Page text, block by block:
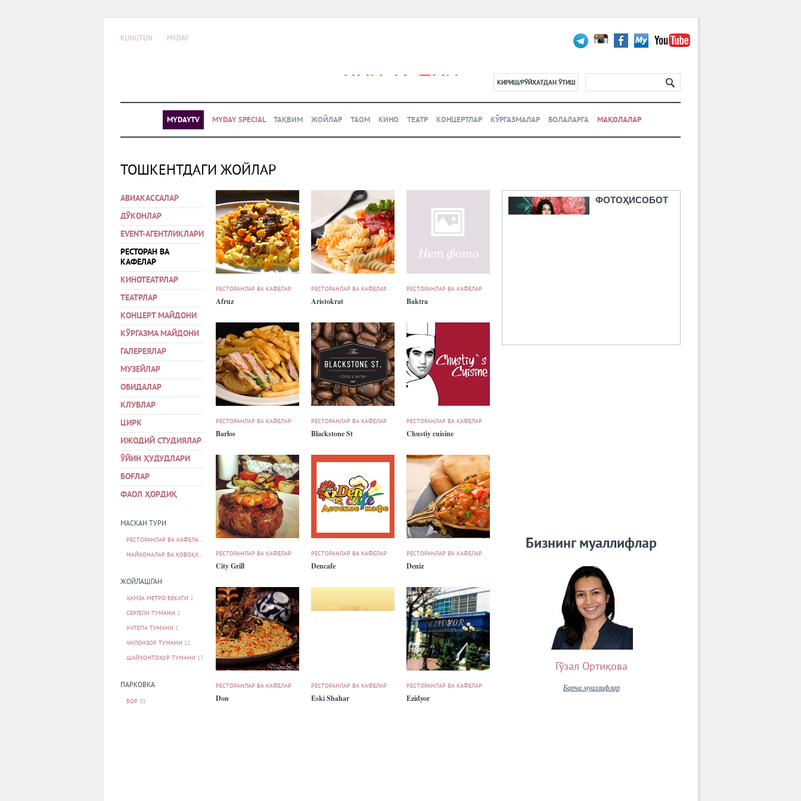
KUNUTUN MYDAY
КИРИШ/РЎЙХАТДАН ЎТИШ
MYDAYTV MYDAY SPECIAL ТАҚВИМ ЖОЙЛАР ТАОМ КИНО ТЕАТР КОНЦЕРТЛАР КЎРГАЗМАЛАР БОЛАЛАРГА МАҚОЛАЛАР
ТОШКЕНТДАГИ ЖОЙЛАР
АВИАКАССАЛАР
ДЎКОНЛАР
EVENT-АГЕНТЛИКЛАРИ
РЕСТОРАН ВА
КАФЕЛАР
КИНОТЕАТРЛАР
ТЕАТРЛАР
КОНЦЕРТ МАЙДОНИ
КЎРГАЗМА МАЙДОНИ
ГАЛЕРЕЯЛАР
МУЗЕЙЛАР
ОБИДАЛАР
КЛУБЛАР
ЦИРК
ИЖОДИЙ СТУДИЯЛАР
ЎЙИН ҲУДУДЛАРИ
БОҒЛАР
ФАОЛ ҲОРДИҚ
МАСКАН ТУРИ
РЕСТОРАНЛАР ВА КАФЕЛАР
МАЙХОНАЛАР ВА ҚОВОҚХОНАЛАР 2
ЖОЙЛАШГАН
ҲАМЗА МЕТРО БЕКАТИ 2
СЕРГЕЛИ ТУМАНИ 2
УЧТЕПА ТУМАНИ 1
ЧИЛОНЗОР ТУМАНИ 12
ШАЙХОНТОҲУР ТУМАНИ 17
ПАРКОВКА
БОР 33
РЕСТОРАНЛАР ВА КАФЕЛАР
Afruz
РЕСТОРАНЛАР ВА КАФЕЛАР
Aristokrat
РЕСТОРАНЛАР ВА КАФЕЛАР
Baktra
РЕСТОРАНЛАР ВА КАФЕЛАР
Barlos
РЕСТОРАНЛАР ВА КАФЕЛАР
Blackstone St
РЕСТОРАНЛАР ВА КАФЕЛАР
Chustiy cuisine
РЕСТОРАНЛАР ВА КАФЕЛАР
City Grill
РЕСТОРАНЛАР ВА КАФЕЛАР
Dencafe
РЕСТОРАНЛАР ВА КАФЕЛАР
Deniz
РЕСТОРАНЛАР ВА КАФЕЛАР
Don
РЕСТОРАНЛАР ВА КАФЕЛАР
Eski Shahar
РЕСТОРАНЛАР ВА КАФЕЛАР
Ezidyor
ФОТОҲИСОБОТ
Бизнинг муаллифлар
Гўзал Ортиқова
Барча муаллифлар